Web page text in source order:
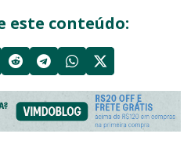
este conteúdo: